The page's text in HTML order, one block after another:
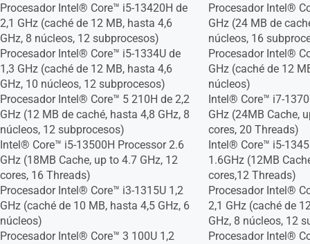
Procesador Intel® Core™ i5-13420H de
2,1 GHz (caché de 12 MB, hasta 4,6
GHz, 8 núcleos, 12 subprocesos)
Procesador Intel® Core™ i5-1334U de
1,3 GHz (caché de 12 MB, hasta 4,6
GHz, 10 núcleos, 12 subprocesos)
Procesador Intel® Core™ 5 210H de 2,2
GHz (12 MB de caché, hasta 4,8 GHz, 8
núcleos, 12 subprocesos)
Intel® Core™ i5-13500H Processor 2.6
GHz (18MB Cache, up to 4.7 GHz, 12
cores, 16 Threads)
Procesador Intel® Core™ i3-1315U 1,2
GHz (caché de 10 MB, hasta 4,5 GHz, 6
núcleos)
Procesador Intel® Core™ 3 100U 1,2
Procesador Intel®
GHz (24 MB de
núcleos, 16
Procesador Intel®
GHz (caché de 12
núcleos)
Intel® Core™ i7-
GHz (24MB Cache,
cores, 20 Threads)
Intel® Core™ i5-
1.6GHz (12MB
cores,12 Threads)
Procesador Intel®
2,1 GHz (caché de
GHz, 8 núcleos, 12
Procesador Intel®